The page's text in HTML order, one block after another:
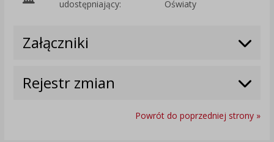
udostępniający:
Oświaty
Załączniki
Rejestr zmian
Powrót do poprzedniej strony »